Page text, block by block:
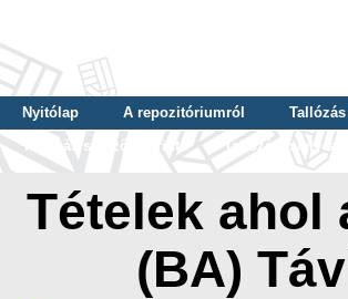
Nyitólap A repozitóriumról
Tallózás szerző szerint
Tallózás nyelv
Tételek ahol
(BA)